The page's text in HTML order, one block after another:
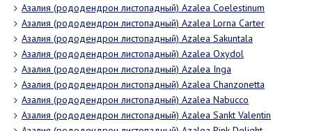
Азалия (рододендрон листопадный) Azalea Coelestinum
Азалия (рододендрон листопадный) Azalea Lorna Carter
Азалия (рододендрон листопадный) Azalea Sakuntala
Азалия (рододендрон листопадный) Azalea Oxydol
Азалия (рододендрон листопадный) Azalea Inga
Азалия (рододендрон листопадный) Azalea Chanzonetta
Азалия (рододендрон листопадный) Azalea Nabucco
Азалия (рододендрон листопадный) Azalea Sankt Valentin